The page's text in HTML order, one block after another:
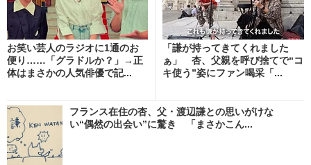
お笑い芸人のラジオに1通のお
便り……「グラドルか？」→正
体はまさかの人気俳優で記...
「謙が持ってきてくれました
ぁ」 杏、父親を呼び捨てで“コ
キ使う”姿にファン喝采「...
フランス在住の杏、父・渡辺謙との思いがけな
い“偶然の出会い”に驚き 「まさかこん...